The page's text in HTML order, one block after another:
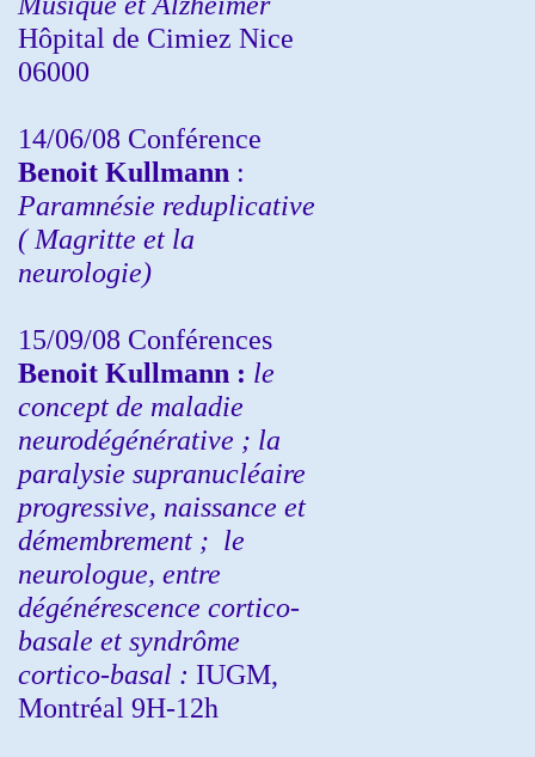
Hôpital de Cimiez Nice
06000
14/06/08 Conférence
Benoit Kullmann :
Paramnésie reduplicative
( Magritte et la
neurologie)
15/09/08 Conférences
Benoit Kullmann : le
concept de maladie
neurodégénérative ; la
paralysie supranucléaire
progressive, naissance et
démembrement ; le
neurologue, entre
dégénérescence cortico-
basale et syndrôme
cortico-basal : IUGM,
Montréal 9H-12h